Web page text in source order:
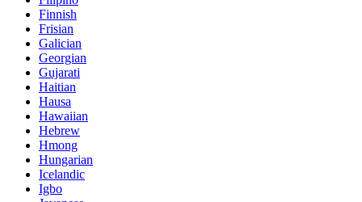
Finnish
Frisian
Galician
Georgian
Gujarati
Haitian
Hausa
Hawaiian
Hebrew
Hmong
Hungarian
Icelandic
Igbo